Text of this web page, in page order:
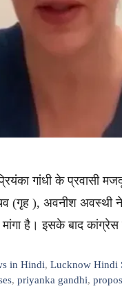
गांधी के प्रवासी
(गृह ), अवनीश अवस्थी ने
मांगा है। इसके बाद
in Hindi,Lucknow Hindi
, priyanka gandhi,